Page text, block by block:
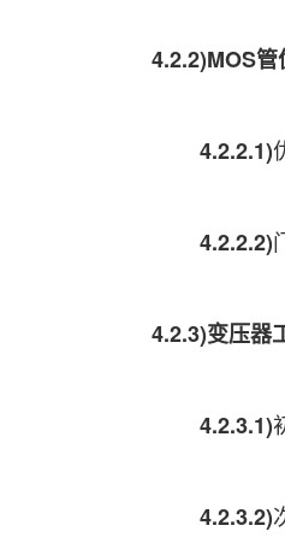
4.2.2)MOS管
4.2.2.1)
4.2.2.2)
4.2.3)变压器
4.2.3.1)
4.2.3.2)